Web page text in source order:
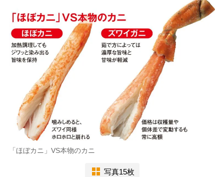
「ほぼカニ」VS本物のカニ
写真15枚